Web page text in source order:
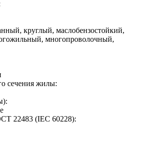
круглый, маслобензостойкий,
многопроволочный,
сечения жилы:
22483 (IEC 60228):